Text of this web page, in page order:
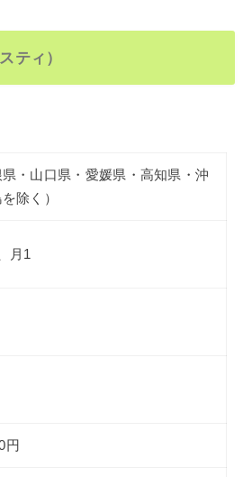
ティ）
・山口県・愛媛県・高知県・沖
除く）
月1
円